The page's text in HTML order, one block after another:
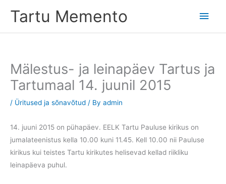
Tartu Memento
Main
Mälestus- ja leinapäev Tartus ja
Tartumaal 14. juunil 2015
/ Üritused ja sõnavõtud / By admin
14. juuni 2015 on pühapäev. EELK Tartu Pauluse kirikus on
jumalateenistus kella 10.00 kuni 11.45. Kell 10.00 nii Pauluse
kirikus kui teistes Tartu kirikutes helisevad kellad riikliku
leinapäeva puhul.